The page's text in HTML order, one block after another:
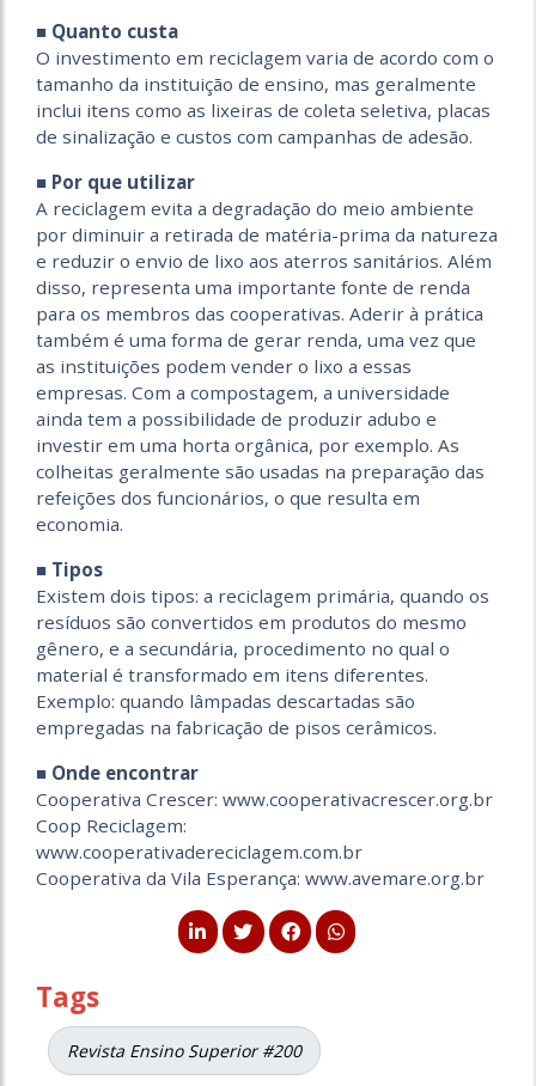
■ Quanto custa
O investimento em reciclagem varia de acordo com o
tamanho da instituição de ensino, mas geralmente
inclui itens como as lixeiras de coleta seletiva, placas
de sinalização e custos com campanhas de adesão.
■ Por que utilizar
A reciclagem evita a degradação do meio ambiente
por diminuir a retirada de matéria-prima da natureza
e reduzir o envio de lixo aos aterros sanitários. Além
disso, representa uma importante fonte de renda
para os membros das cooperativas. Aderir à prática
também é uma forma de gerar renda, uma vez que
as instituições podem vender o lixo a essas
empresas. Com a compostagem, a universidade
ainda tem a possibilidade de produzir adubo e
investir em uma horta orgânica, por exemplo. As
colheitas geralmente são usadas na preparação das
refeições dos funcionários, o que resulta em
economia.
■ Tipos
Existem dois tipos: a reciclagem primária, quando os
resíduos são convertidos em produtos do mesmo
gênero, e a secundária, procedimento no qual o
material é transformado em itens diferentes.
Exemplo: quando lâmpadas descartadas são
empregadas na fabricação de pisos cerâmicos.
■ Onde encontrar
Cooperativa Crescer: www.cooperativacrescer.org.br
Coop Reciclagem:
www.cooperativadereciclagem.com.br
Cooperativa da Vila Esperança: www.avemare.org.br
Tags
Revista Ensino Superior #200